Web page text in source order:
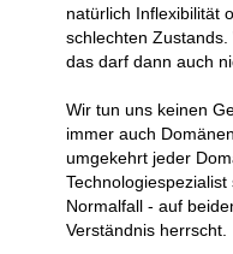
natürlich Inflexibilität
schlechten Zustands.
das darf dann auch
Wir tun uns keinen
immer auch
umgekehrt jeder
Normalfall - auf
Verständnis herrscht.